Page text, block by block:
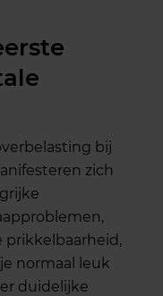
bij
zich
prikkelbaarheid,
normaal leuk
duidelijke